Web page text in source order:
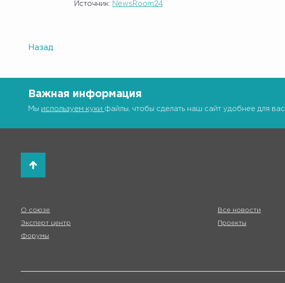
Источник: NewsRoom24
Назад
Важная информация
Мы используем куки файлы, чтобы сделать наш сайт удобнее для вас
О союзе Все новости
Эксперт центр Проекты
Форумы